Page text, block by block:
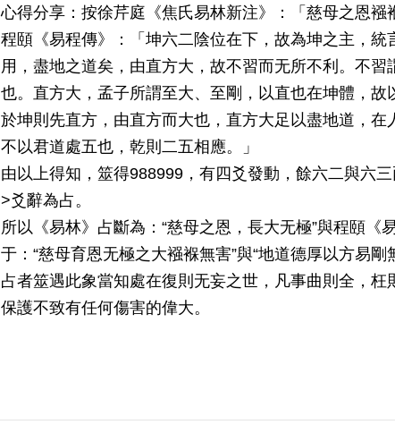
心得分享：按徐芹庭《焦氏易林新注》：「慈母之恩襁
程頤《易程傳》：「坤六二陰位在下，故為坤之主，
用，盡地之道矣，由直方大，故不習而无所不利。不
也。直方大，孟子所謂至大、至剛，以直也在坤體，故
於坤則先直方，由直方而大也，直方大足以盡地道，
不以君道處五也，乾則二五相應。」
由以上得知，筮得988999，有四爻發動，餘六二與六
>爻辭為占。
所以《易林》占斷為：“慈母之恩，長大无極”與程頤《
于：“慈母育恩无極之大襁褓無害”與“地道德厚以方易剛
占者筮遇此象當知處在復則无妄之世，凡事曲則全，
保護不致有任何傷害的偉大。